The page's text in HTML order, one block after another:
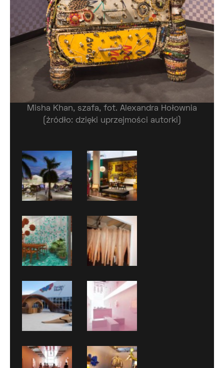
Misha Khan, szafa, fot. Alexandra Hołownia
(źródło: dzięki uprzejmości autorki)